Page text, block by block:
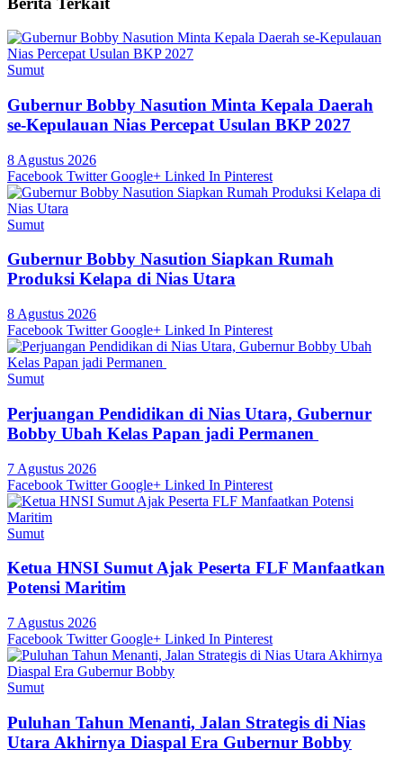
Sumut
Gubernur Bobby Nasution Minta Kepala Daerah
se-Kepulauan Nias Percepat Usulan BKP 2027
8 Agustus 2026
Facebook Twitter Google+ Linked In Pinterest
Sumut
Gubernur Bobby Nasution Siapkan Rumah
Produksi Kelapa di Nias Utara
8 Agustus 2026
Facebook Twitter Google+ Linked In Pinterest
Sumut
Perjuangan Pendidikan di Nias Utara, Gubernur
Bobby Ubah Kelas Papan jadi Permanen
7 Agustus 2026
Facebook Twitter Google+ Linked In Pinterest
Sumut
Ketua HNSI Sumut Ajak Peserta FLF Manfaatkan
Potensi Maritim
7 Agustus 2026
Facebook Twitter Google+ Linked In Pinterest
Sumut
Puluhan Tahun Menanti, Jalan Strategis di Nias
Utara Akhirnya Diaspal Era Gubernur Bobby